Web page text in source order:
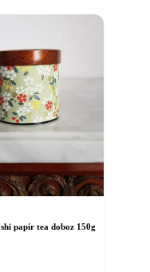
papír tea doboz 150g